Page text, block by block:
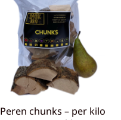
Toevoegen
aan
verlanglijst
Peren chunks – per kilo